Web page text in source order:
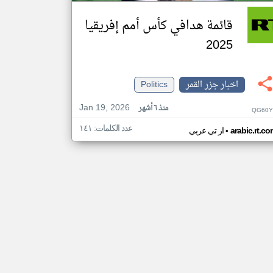
قائمة هدافي كأس أمم إفريقيا
2025
اخبار جزر القمر
Politics
Jan 19, 2026
منذ ٦ أشهر
ار تي عربي• عدد الكلمات: ١٤١